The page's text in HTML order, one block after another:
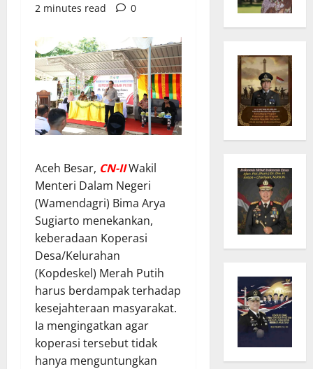
2 minutes read
0
Aceh Besar, CN-IIWakil
Menteri Dalam Negeri
(Wamendagri) Bima Arya
Sugiarto menekankan,
keberadaan Koperasi
Desa/Kelurahan
(Kopdeskel) Merah Putih
harus berdampak terhadap
kesejahteraan masyarakat.
Ia mengingatkan agar
koperasi tersebut tidak
hanya menguntungkan